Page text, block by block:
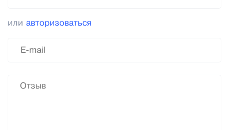
или авторизоваться